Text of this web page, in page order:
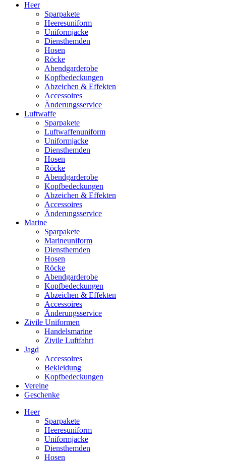
Heer
Sparpakete
Heeresuniform
Uniformjacke
Diensthemden
Hosen
Röcke
Abendgarderobe
Kopfbedeckungen
Abzeichen & Effekten
Accessoires
Änderungsservice
Luftwaffe
Sparpakete
Luftwaffenuniform
Uniformjacke
Diensthemden
Hosen
Röcke
Abendgarderobe
Kopfbedeckungen
Abzeichen & Effekten
Accessoires
Änderungsservice
Marine
Sparpakete
Marineuniform
Diensthemden
Hosen
Röcke
Abendgarderobe
Kopfbedeckungen
Abzeichen & Effekten
Accessoires
Änderungsservice
Zivile Uniformen
Handelsmarine
Zivile Luftfahrt
Jagd
Accessoires
Bekleidung
Kopfbedeckungen
Vereine
Geschenke
Heer
Sparpakete
Heeresuniform
Uniformjacke
Diensthemden
Hosen